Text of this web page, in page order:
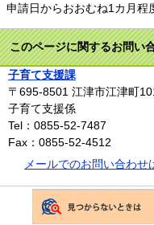
申請日からおおむね1カ月程
このページに関するお問い
子育て支援課
〒695-8501 江津市江津町
子育て支援係
Tel：0855-52-7487
Fax：0855-52-4512
メールでのお問い合わせ